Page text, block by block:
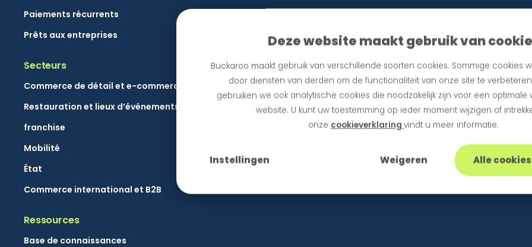
Deze website maakt gebruik van
Buckaroo maakt gebruik van verschillende soorten cookies. Sommige cookies
door diensten van derden om de functionaliteit van onze site te
gebruiken we ook analytische cookies die noodzakelijk zijn voor een optimale
website. U kunt uw toestemming op ieder moment wijzigen of
onze cookieverklaring vindt u meer informatie.
Instellingen Weigeren Alle
Paiements récurrents
Prêts aux entreprises
Secteurs
Commerce de détail et e-commerce
Restauration et lieux d’événements
franchise
Mobilité
État
Commerce international et B2B
Ressources
Base de connaissances